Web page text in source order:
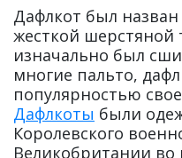
Дафлкот был назван
жесткой шерстяной
изначально был
многие пальто,
популярностью
Дафлкоты были
Королевского
Великобритании